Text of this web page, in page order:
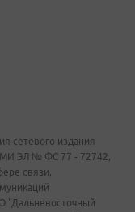
сетевого издания
СМИ ЭЛ № ФС 77 - 72742,
связи,
"Дальневосточный